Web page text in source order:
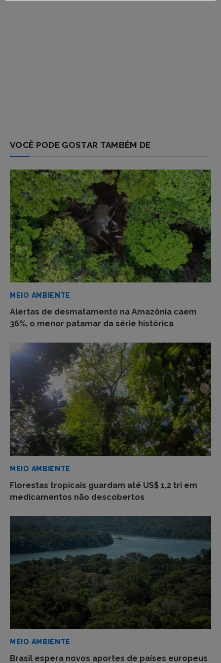
VOCÊ PODE GOSTAR TAMBÉM DE
MEIO AMBIENTE
Alertas de desmatamento na Amazônia caem
36%, o menor patamar da série histórica
MEIO AMBIENTE
Florestas tropicais guardam até US$ 1,2 tri em
medicamentos não descobertos
MEIO AMBIENTE
Brasil espera novos aportes de países europeus